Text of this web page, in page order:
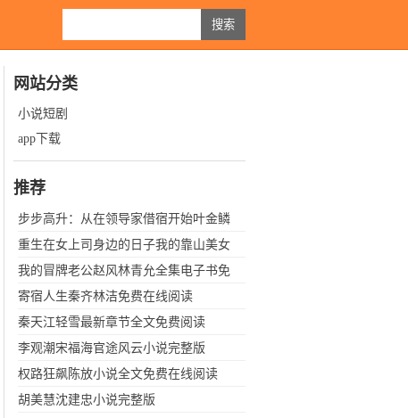
网站分类
小说短剧
app下载
推荐
步步高升：从在领导家借宿开始叶金鳞
小说全集
重生在女上司身边的日子我的靠山美女
上司张建忠小说全集
我的冒牌老公赵风林青允全集电子书免
费下载
寄宿人生秦齐林洁免费在线阅读
秦天江轻雪最新章节全文免费阅读
李观潮宋福海官途风云小说完整版
权路狂飙陈放小说全文免费在线阅读
胡美慧沈建忠小说完整版